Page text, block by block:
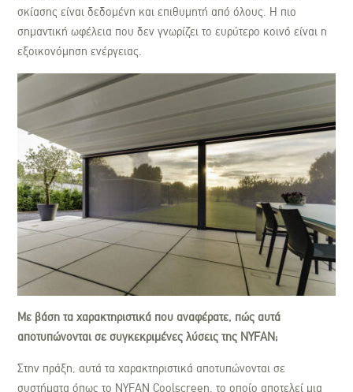
σκίασης είναι δεδομένη και επιθυμητή από όλους. Η πιο
σημαντική ωφέλεια που δεν γνωρίζει το ευρύτερο κοινό είναι η
εξοικονόμηση ενέργειας.
Με βάση τα χαρακτηριστικά που αναφέρατε, πώς αυτά
αποτυπώνονται σε συγκεκριμένες λύσεις της NYFAN;
Στην πράξη, αυτά τα χαρακτηριστικά αποτυπώνονται σε
συστήματα όπως το NYFAN Coolscreen, το οποίο αποτελεί μια